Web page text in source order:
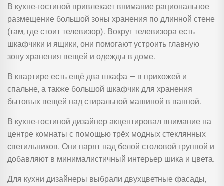
В кухне-гостиной привлекает внимание рациональное
размещение большой зоны хранения по длинной стене
(там, где стоит телевизор). Вокруг телевизора есть
шкафчики и ящики, они помогают устроить главную
зону хранения вещей и одежды в доме.
В квартире есть ещё два шкафа — в прихожей и
спальне, а также большой шкафчик для хранения
бытовых вещей над стиральной машиной в ванной.
В кухне-гостиной дизайнер акцентировал внимание на
центре комнаты с помощью трёх модных стеклянных
светильников. Они парят над белой столовой группой и
добавляют в минималистичный интерьер шика и цвета.
Для кухни дизайнеры выбрали двухцветные фасады,